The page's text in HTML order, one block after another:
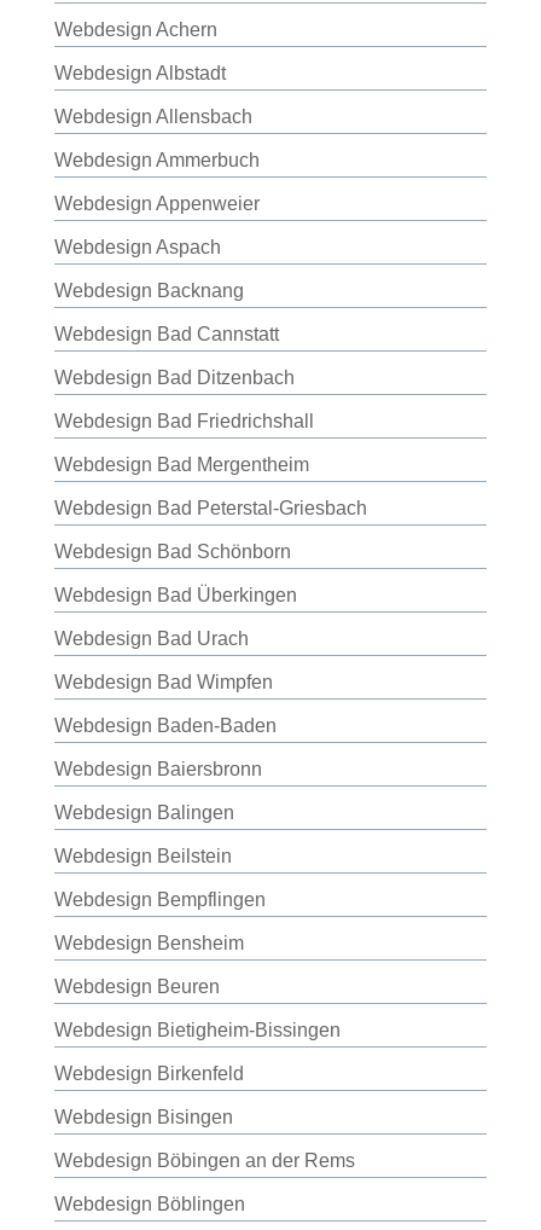
Webdesign Achern
Webdesign Albstadt
Webdesign Allensbach
Webdesign Ammerbuch
Webdesign Appenweier
Webdesign Aspach
Webdesign Backnang
Webdesign Bad Cannstatt
Webdesign Bad Ditzenbach
Webdesign Bad Friedrichshall
Webdesign Bad Mergentheim
Webdesign Bad Peterstal-Griesbach
Webdesign Bad Schönborn
Webdesign Bad Überkingen
Webdesign Bad Urach
Webdesign Bad Wimpfen
Webdesign Baden-Baden
Webdesign Baiersbronn
Webdesign Balingen
Webdesign Beilstein
Webdesign Bempflingen
Webdesign Bensheim
Webdesign Beuren
Webdesign Bietigheim-Bissingen
Webdesign Birkenfeld
Webdesign Bisingen
Webdesign Böbingen an der Rems
Webdesign Böblingen